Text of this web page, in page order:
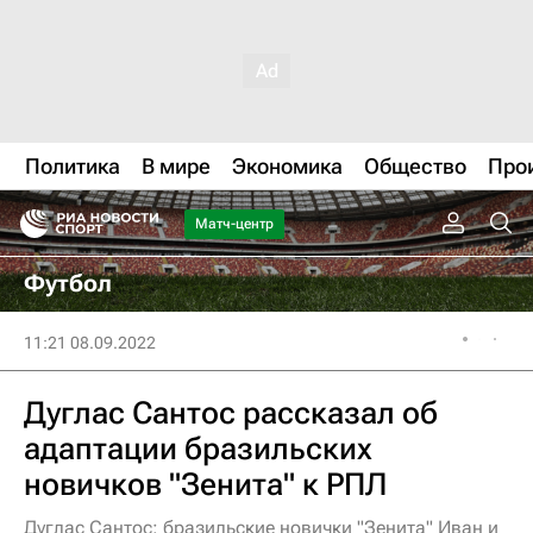
Политика В мире Экономика Общество
Матч-центр
Футбол
11:21 08.09.2022
Дуглас Сантос рассказал об
адаптации бразильских
новичков "Зенита" к РПЛ
Дуглас Сантос: бразильские новички "Зенита" Иван и